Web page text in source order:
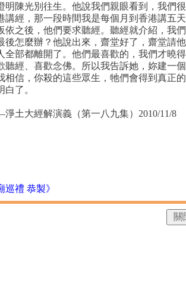
明陳光別往生。他說我們親眼看到，我們
講經，那一段時間我是每個月到香港講五
依之後，他們要求聽經。聽經就介紹，我
後怎麼辦？他說出來，齋堂好了，齋堂請
全部都離開了。他們最喜歡的，我們才曉
聽經、喜歡念佛。所以我告訴她，妳建一
相信，你殺的這些眾生，牠們會得到真正
白了。
土大經解演義（第一八九集）2010/11/8
巡禮 恭製》